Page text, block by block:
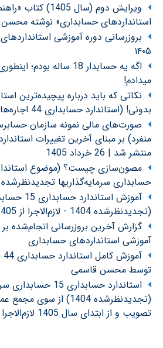
ویرایش دوم (سال 1405)
استانداردهای حسابداری» نوشته محسن
بروزرسانی دوره آموزشی استانداردهای
۱۴۰۵
اگه یه حسابدار 18 ساله بودم؛
میدادم!
نکاتی که باید درباره پیچیده‌ترین
بدونی! (استاندارد حسابداری 44 اجاره‌ها)
صورت‌های مالی نمونه سازمان
منفرد) بر مبنای آخرین تغییرات
منتشر شد | 26 خرداد 1405
حسابداری سرمایه‌گذاریها تجدیدنظرشده 1404)
آموزش استاندارد
(تجدیدنظرشده 1404 - لازم‌الاجرا از 1405)
گزارش آخرین بروزرسانی انجام‌شده بر
آموزشی استانداردهای حسابداری
توسط محسن قاسمی
استاندارد حسابداری 15
(تجدیدنظرشده 1404) از
تصویب و از ابتدای سال 1405 لازم‌الاجرا شد